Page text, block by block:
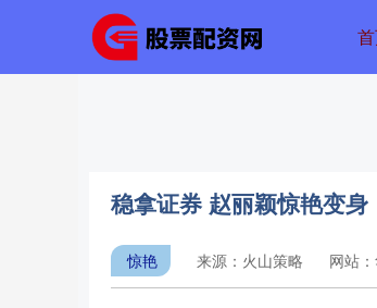
稳拿证券 赵丽颖惊艳变身
惊艳 来源：火山策略 网站